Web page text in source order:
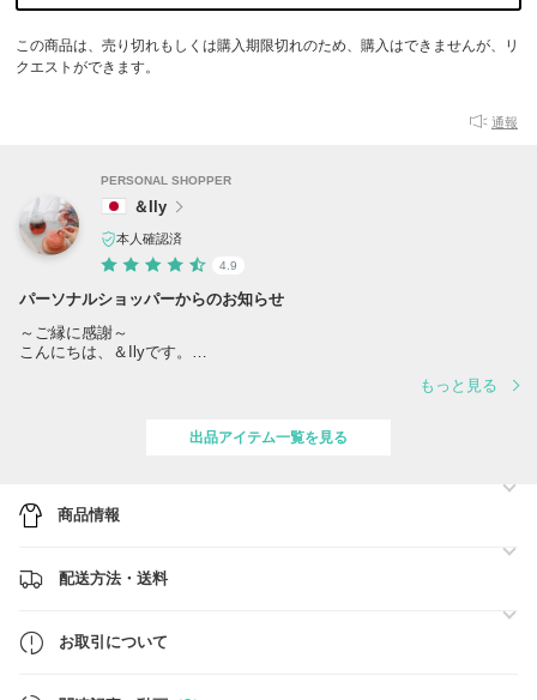
この商品は、売り切れもしくは購入期限切れのため、購入はできませんが、リ
クエストができます。
通報
PERSONAL SHOPPER
＆Ily
本人確認済
4.9
パーソナルショッパーからのお知らせ
～ご縁に感謝～
こんにちは、＆Ilyです。
けますよう最初から最後まで気持ちの良いお取引を心がけてまいりま
ご注文前に一度「お問い合わせ」より在庫の確認を頂けますと幸いで
す。
★商品は全て安心の国内発送、関税送料込みとなります。
★正規取扱店より買付けしており、すべて新品・100％正規品です。安
心してお買い求め下さい。
もっと見る
出品アイテム一覧を見る
商品情報
配送方法・送料
お取引について